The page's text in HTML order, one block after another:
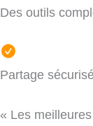
Des outils
Partage
« Les